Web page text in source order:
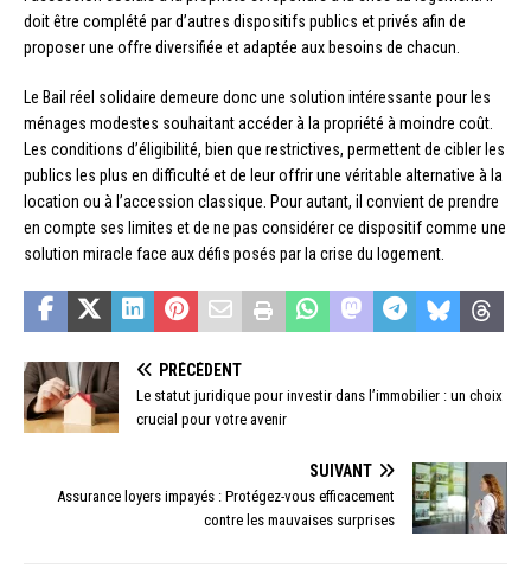
doit être complété par d’autres dispositifs publics et privés afin de
proposer une offre diversifiée et adaptée aux besoins de chacun.
Le Bail réel solidaire demeure donc une solution intéressante pour les
ménages modestes souhaitant accéder à la propriété à moindre coût.
Les conditions d’éligibilité, bien que restrictives, permettent de cibler les
publics les plus en difficulté et de leur offrir une véritable alternative à la
location ou à l’accession classique. Pour autant, il convient de prendre
en compte ses limites et de ne pas considérer ce dispositif comme une
solution miracle face aux défis posés par la crise du logement.
PRÉCÉDENT
Le statut juridique pour investir dans l’immobilier : un choix
crucial pour votre avenir
SUIVANT
Assurance loyers impayés : Protégez-vous efficacement
contre les mauvaises surprises